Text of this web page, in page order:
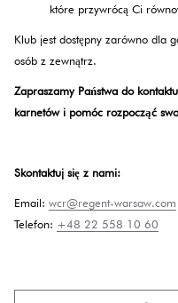
które przywrócą Ci
Klub jest dostępny zarówno dla
osób z zewnątrz.
Zapraszamy Państwa do
karnetów i pomóc rozpocząć
Skontaktuj się z nami:
Email: wcr@regent-warsaw.com
Telefon: +48 22 558 10 60